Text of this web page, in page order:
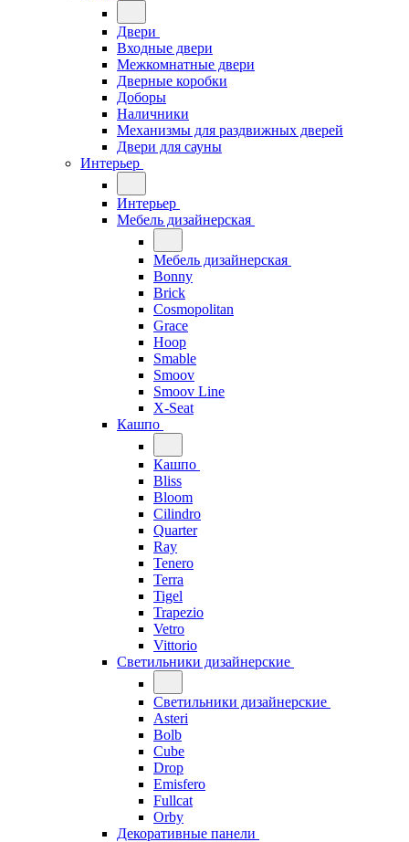
Двери
Входные двери
Межкомнатные двери
Дверные коробки
Доборы
Наличники
Механизмы для раздвижных дверей
Двери для сауны
Интерьер
Интерьер
Мебель дизайнерская
Мебель дизайнерская
Bonny
Brick
Cosmopolitan
Grace
Hoop
Smable
Smoov
Smoov Line
X-Seat
Кашпо
Кашпо
Bliss
Bloom
Cilindro
Quarter
Ray
Tenero
Terra
Tigel
Trapezio
Vetro
Vittorio
Светильники дизайнерские
Светильники дизайнерские
Asteri
Bolb
Cube
Drop
Emisfero
Fullcat
Orby
Декоративные панели